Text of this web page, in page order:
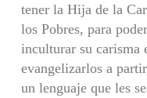
tener la Hija de la
los Pobres, para
inculturar su carisma
evangelizarlos a
un lenguaje que les